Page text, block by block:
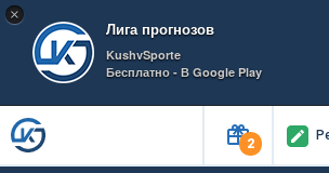
×
Лига прогнозов
KushvSporte
Бесплатно - В Google Play
2